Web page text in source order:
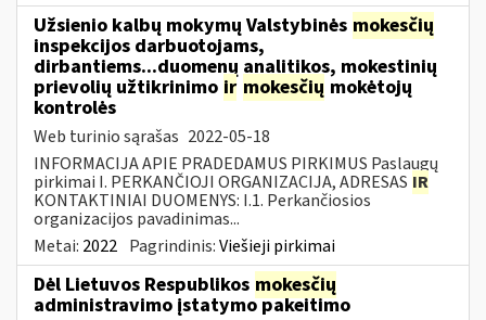
Užsienio kalbų mokymų Valstybinės mokesčių
inspekcijos darbuotojams,
dirbantiems...duomenų analitikos, mokestinių
prievolių užtikrinimo ir mokesčių mokėtojų
kontrolės
Web turinio sąrašas 2022-05-18
INFORMACIJA APIE PRADEDAMUS PIRKIMUS Paslaugų
pirkimai I. PERKANČIOJI ORGANIZACIJA, ADRESAS IR
KONTAKTINIAI DUOMENYS: I.1. Perkančiosios
organizacijos pavadinimas...
Metai: 2022 Pagrindinis:Viešieji pirkimai
Dėl Lietuvos Respublikos mokesčių
administravimo įstatymo pakeitimo